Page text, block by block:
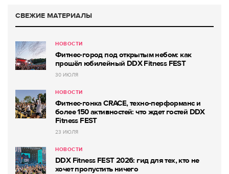
СВЕЖИЕ МАТЕРИАЛЫ
НОВОСТИ
Фитнес-город под открытым небом: как
прошёл юбилейный DDX Fitness FEST
30 ИЮЛЯ
НОВОСТИ
Фитнес-гонка CRACE, техно-перформанс и
более 150 активностей: что ждет гостей DDX
Fitness FEST
23 ИЮЛЯ
НОВОСТИ
DDX Fitness FEST 2026: гид для тех, кто не
хочет пропустить ничего